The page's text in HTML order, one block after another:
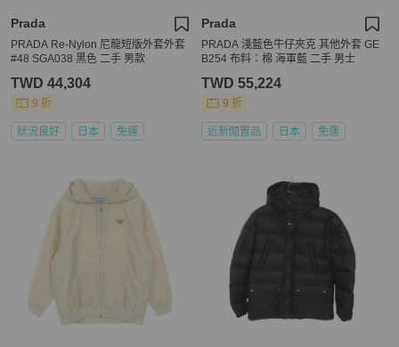
Prada
PRADA Re-Nylon 尼龍短版外套外套
#48 SGA038 黑色 二手 男款
TWD 44,304
9 折
狀況良好 日本 免運
Prada
PRADA 淺藍色牛仔夾克 其他外套 GE
B254 布料：棉 海軍藍 二手 男士
TWD 55,224
9 折
近新閒置品 日本 免運